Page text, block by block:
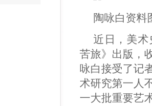
陶咏白资料
近日，美
苦旅》出版，
咏白接受了记
术研究第一人
一大批重要艺